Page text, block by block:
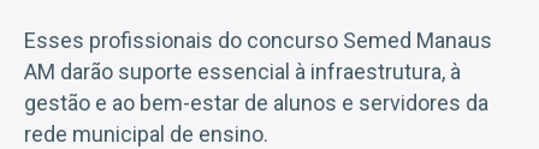
Esses profissionais do concurso Semed Manaus
AM darão suporte essencial à infraestrutura, à
gestão e ao bem-estar de alunos e servidores da
rede municipal de ensino.